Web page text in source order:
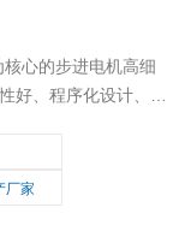
心的步进电机高细
好、程序化设计、操
转速自低到高逐渐增
转速的组合，确保
厂家